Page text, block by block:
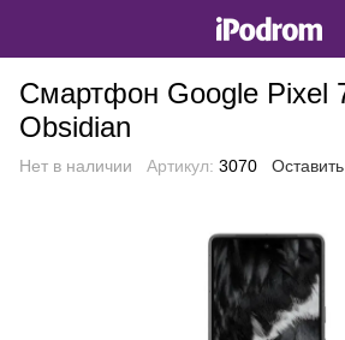
Смартфон Google Pixel
Obsidian
Нет в наличии Артикул: 3070